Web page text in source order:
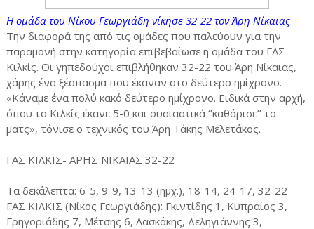
Η ομάδα του Νίκου Γεωργιάδη νίκησε 32-22 τον Άρη Νίκαιας
Την διαφορά της από τις ομάδες που παλεύουν για την
παραμονή στην κατηγορία επιβεβαίωσε η ομάδα του ΓΑΣ
Κιλκίς. Οι γηπεδούχοι επιβλήθηκαν 32-22 του Άρη Νίκαιας,
χάρης ένα ξέσπασμα που έκαναν στο δεύτερο ημίχρονο.
«Κάναμε ένα πολύ κακό δεύτερο ημίχρονο. Ειδικά στην αρχή,
όπου το Κιλκίς έκανε 5-0 και ουσιαστικά ‘’καθάρισε’’ το
ματς», τόνισε ο τεχνικός του Άρη Τάκης Μελετάκος.
ΓΑΣ ΚΙΛΚΙΣ- ΑΡΗΣ ΝΙΚΑΙΑΣ 32-22
Τα δεκάλεπτα: 6-5, 9-9, 13-13 (ημχ.), 18-14, 24-17, 32-22
ΓΑΣ ΚΙΛΚΙΣ (Νίκος Γεωργιάδης): Γκιντίδης 1, Κυπραίος 3,
Γρηγοριάδης 7, Μέτσης 6, Λασκάκης, Δεληγιάννης 3,